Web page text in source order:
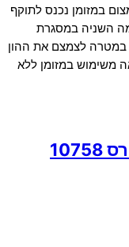
במזומן נכנס לתוקף
השניה במסגרת
במטרה לצמצם את ההון
משימוש במזומן ללא